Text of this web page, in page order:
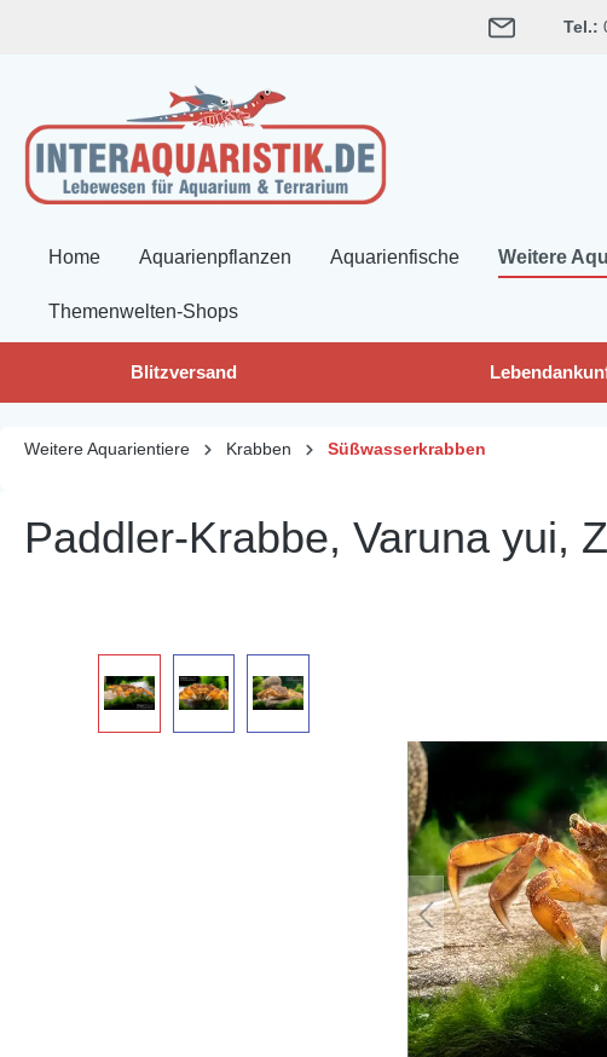
Tel.:
Home Aquarienpflanzen Aquarienfische Weitere
Themenwelten-Shops
Blitzversand
Weitere Aquarientiere Krabben Süßwasserkrabben
Paddler-Krabbe, Varuna yui,